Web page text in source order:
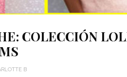
COLECCIÓN
B